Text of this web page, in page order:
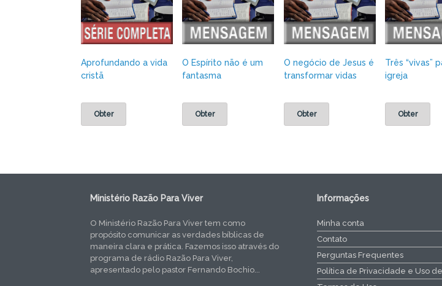
Aprofundando a vida
cristã
Obter
O Espírito não é um
fantasma
Obter
O negócio de Jesus é
transformar vidas
Obter
Três “vivas”
igreja
Obter
Ministério Razão Para Viver
O Ministério Razão Para Viver tem como
propósito comunicar as verdades bíblicas de
maneira clara e prática. Fazemos isso através do
programa de rádio Razão Para Viver,
apresentado pelo pastor Fernando Bochio...
Informações
Minha conta
Contato
Perguntas Frequentes
Política de Privacidade e Uso